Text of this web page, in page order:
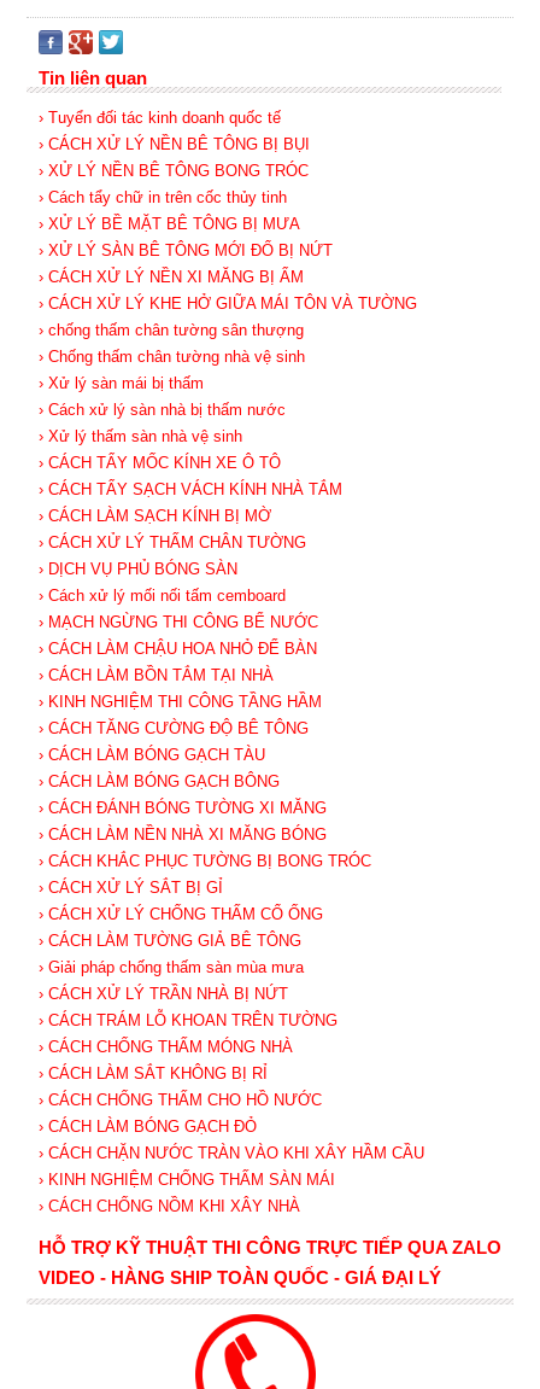
Tin liên quan
› Tuyển đối tác kinh doanh quốc tế
› CÁCH XỬ LÝ NỀN BÊ TÔNG BỊ BỤI
› XỬ LÝ NỀN BÊ TÔNG BONG TRÓC
› Cách tẩy chữ in trên cốc thủy tinh
› XỬ LÝ BỀ MẶT BÊ TÔNG BỊ MƯA
› XỬ LÝ SÀN BÊ TÔNG MỚI ĐỔ BỊ NỨT
› CÁCH XỬ LÝ NỀN XI MĂNG BỊ ẨM
› CÁCH XỬ LÝ KHE HỞ GIỮA MÁI TÔN VÀ TƯỜNG
› chống thấm chân tường sân thượng
› Chống thấm chân tường nhà vệ sinh
› Xử lý sàn mái bị thấm
› Cách xử lý sàn nhà bị thấm nước
› Xử lý thấm sàn nhà vệ sinh
› CÁCH TẨY MỐC KÍNH XE Ô TÔ
› CÁCH TẨY SẠCH VÁCH KÍNH NHÀ TẮM
› CÁCH LÀM SẠCH KÍNH BỊ MỜ
› CÁCH XỬ LÝ THẤM CHÂN TƯỜNG
› DỊCH VỤ PHỦ BÓNG SÀN
› Cách xử lý mối nối tấm cemboard
› MẠCH NGỪNG THI CÔNG BỂ NƯỚC
› CÁCH LÀM CHẬU HOA NHỎ ĐỂ BÀN
› CÁCH LÀM BỒN TẮM TẠI NHÀ
› KINH NGHIỆM THI CÔNG TẦNG HẦM
› CÁCH TĂNG CƯỜNG ĐỘ BÊ TÔNG
› CÁCH LÀM BÓNG GẠCH TÀU
› CÁCH LÀM BÓNG GẠCH BÔNG
› CÁCH ĐÁNH BÓNG TƯỜNG XI MĂNG
› CÁCH LÀM NỀN NHÀ XI MĂNG BÓNG
› CÁCH KHẮC PHỤC TƯỜNG BỊ BONG TRÓC
› CÁCH XỬ LÝ SẮT BỊ GỈ
› CÁCH XỬ LÝ CHỐNG THẤM CỔ ỐNG
› CÁCH LÀM TƯỜNG GIẢ BÊ TÔNG
› Giải pháp chống thấm sàn mùa mưa
› CÁCH XỬ LÝ TRẦN NHÀ BỊ NỨT
› CÁCH TRÁM LỖ KHOAN TRÊN TƯỜNG
› CÁCH CHỐNG THẤM MÓNG NHÀ
› CÁCH LÀM SẮT KHÔNG BỊ RỈ
› CÁCH CHỐNG THẤM CHO HỒ NƯỚC
› CÁCH LÀM BÓNG GẠCH ĐỎ
› CÁCH CHẶN NƯỚC TRÀN VÀO KHI XÂY HẦM CẦU
› KINH NGHIỆM CHỐNG THẤM SÀN MÁI
› CÁCH CHỐNG NỒM KHI XÂY NHÀ
HỖ TRỢ KỸ THUẬT THI CÔNG TRỰC TIẾP QUA ZALO
VIDEO - HÀNG SHIP TOÀN QUỐC - GIÁ ĐẠI LÝ